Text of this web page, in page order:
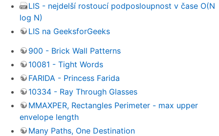
LIS - nejdelší rostoucí podposloupnost v čase O(N
log N)
LIS na GeeksforGeeks
900 - Brick Wall Patterns
10081 - Tight Words
FARIDA - Princess Farida
10334 - Ray Through Glasses
MMAXPER, Rectangles Perimeter - max upper
envelope length
Many Paths, One Destination